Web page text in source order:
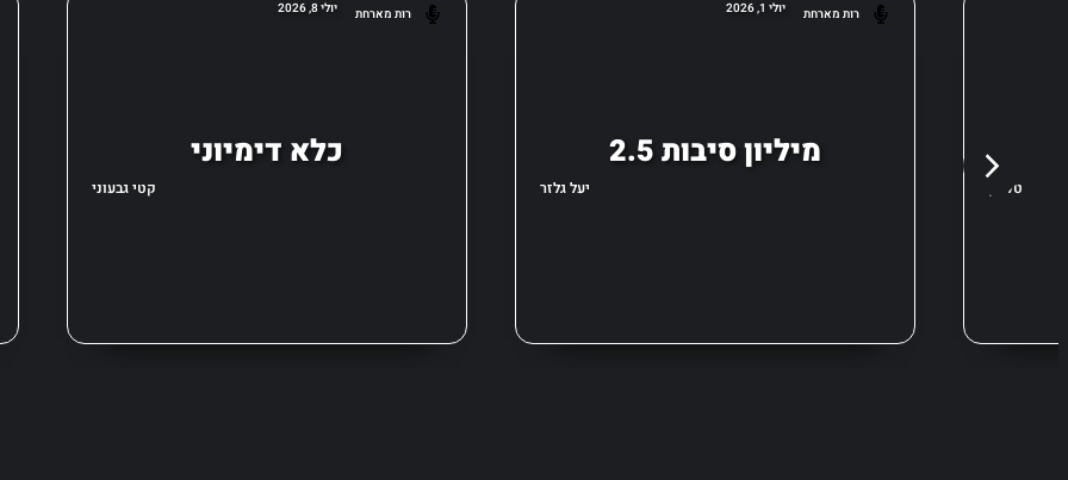
רות מארחת יולי 8, 2026
כלא דימיוני
קטי גבעוני
רות מארחת יולי 1, 2026
2.5 מיליון סיבות
יעל גלזר טל מן